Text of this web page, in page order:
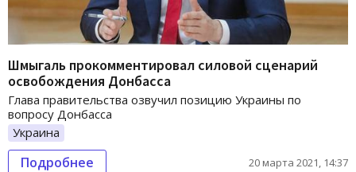
Шмыгаль прокомментировал силовой сценарий
освобождения Донбасса
Глава правительства озвучил позицию Украины по
вопросу Донбасса
Украина
Подробнее 20 марта 2021, 14:37